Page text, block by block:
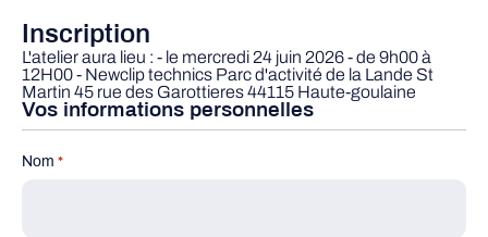
Inscription
L'atelier aura lieu : - le mercredi 24 juin 2026 - de 9h00 à
12H00 - Newclip technics Parc d'activité de la Lande St
Martin 45 rue des Garottieres 44115 Haute-goulaine
Vos informations personnelles
Nom *